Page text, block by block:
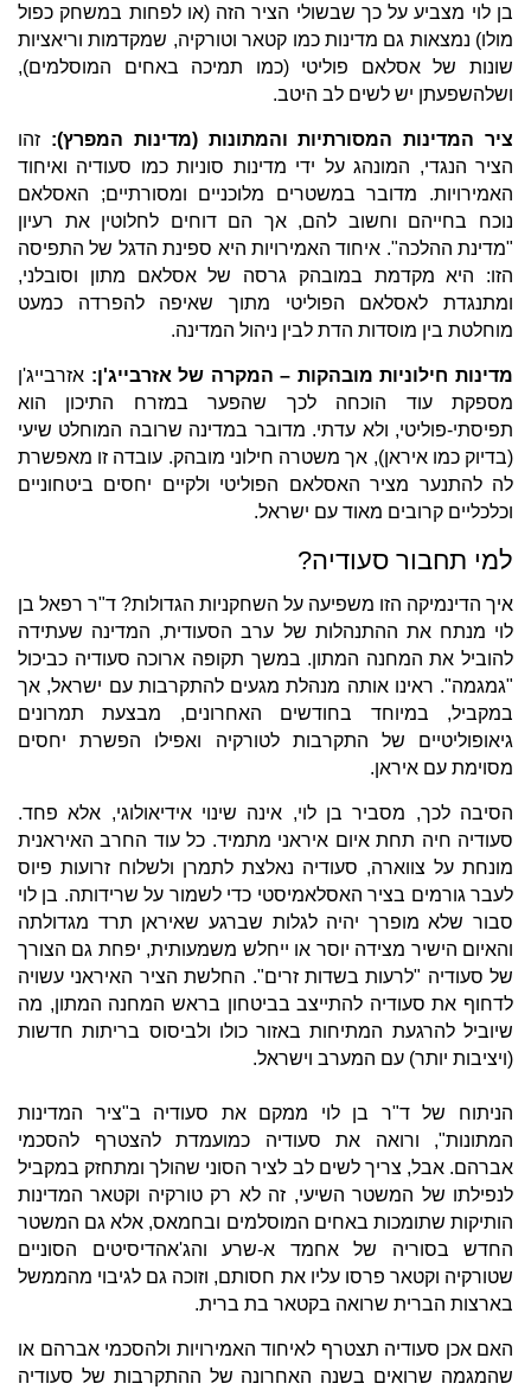
בן לוי מצביע על כך שבשולי הציר הזה (או לפחות במשחק כפול
מולו) נמצאות גם מדינות כמו קטאר וטורקיה, שמקדמות וריאציות
שונות של אסלאם פוליטי (כמו תמיכה באחים המוסלמים),
ושלהשפעתן יש לשים לב היטב.
ציר המדינות המסורתיות והמתונות (מדינות המפרץ): זהו
הציר הנגדי, המונהג על ידי מדינות סוניות כמו סעודיה ואיחוד
האמירויות. מדובר במשטרים מלוכניים ומסורתיים; האסלאם
נוכח בחייהם וחשוב להם, אך הם דוחים לחלוטין את רעיון
"מדינת ההלכה". איחוד האמירויות היא ספינת הדגל של התפיסה
הזו: היא מקדמת במובהק גרסה של אסלאם מתון וסובלני,
ומתנגדת לאסלאם הפוליטי מתוך שאיפה להפרדה כמעט
מוחלטת בין מוסדות הדת לבין ניהול המדינה.
מדינות חילוניות מובהקות – המקרה של אזרבייג'ן: אזרבייג'ן
מספקת עוד הוכחה לכך שהפער במזרח התיכון הוא
תפיסתי-פוליטי, ולא עדתי. מדובר במדינה שרובה המוחלט שיעי
(בדיוק כמו איראן), אך משטרה חילוני מובהק. עובדה זו מאפשרת
לה להתנער מציר האסלאם הפוליטי ולקיים יחסים ביטחוניים
וכלכליים קרובים מאוד עם ישראל.
למי תחבור סעודיה?
איך הדינמיקה הזו משפיעה על השחקניות הגדולות? ד"ר רפאל בן
לוי מנתח את ההתנהלות של ערב הסעודית, המדינה שעתידה
להוביל את המחנה המתון. במשך תקופה ארוכה סעודיה כביכול
"גמגמה". ראינו אותה מנהלת מגעים להתקרבות עם ישראל, אך
במקביל, במיוחד בחודשים האחרונים, מבצעת תמרונים
גיאופוליטיים של התקרבות לטורקיה ואפילו הפשרת יחסים
מסוימת עם איראן.
הסיבה לכך, מסביר בן לוי, אינה שינוי אידיאולוגי, אלא פחד.
סעודיה חיה תחת איום איראני מתמיד. כל עוד החרב האיראנית
מונחת על צווארה, סעודיה נאלצת לתמרן ולשלוח זרועות פיוס
לעבר גורמים בציר האסלאמיסטי כדי לשמור על שרידותה. בן לוי
סבור שלא מופרך יהיה לגלות שברגע שאיראן תרד מגדולתה
והאיום הישיר מצידה יוסר או ייחלש משמעותית, יפחת גם הצורך
של סעודיה "לרעות בשדות זרים". החלשת הציר האיראני עשויה
לדחוף את סעודיה להתייצב בביטחון בראש המחנה המתון, מה
שיוביל להרגעת המתיחות באזור כולו ולביסוס בריתות חדשות
(ויציבות יותר) עם המערב וישראל.
הניתוח של ד"ר בן לוי ממקם את סעודיה ב"ציר המדינות
המתונות", ורואה את סעודיה כמועמדת להצטרף להסכמי
אברהם. אבל, צריך לשים לב לציר הסוני שהולך ומתחזק במקביל
לנפילתו של המשטר השיעי, זה לא רק טורקיה וקטאר המדינות
הותיקות שתומכות באחים המוסלמים ובחמאס, אלא גם המשטר
החדש בסוריה של אחמד א-שרע והג'אהדיסיטים הסוניים
שטורקיה וקטאר פרסו עליו את חסותם, וזוכה גם לגיבוי מהממשל
בארצות הברית שרואה בקטאר בת ברית.
האם אכן סעודיה תצטרף לאיחוד האמירויות ולהסכמי אברהם או
שהמגמה שרואים בשנה האחרונה של ההתקרבות של סעודיה